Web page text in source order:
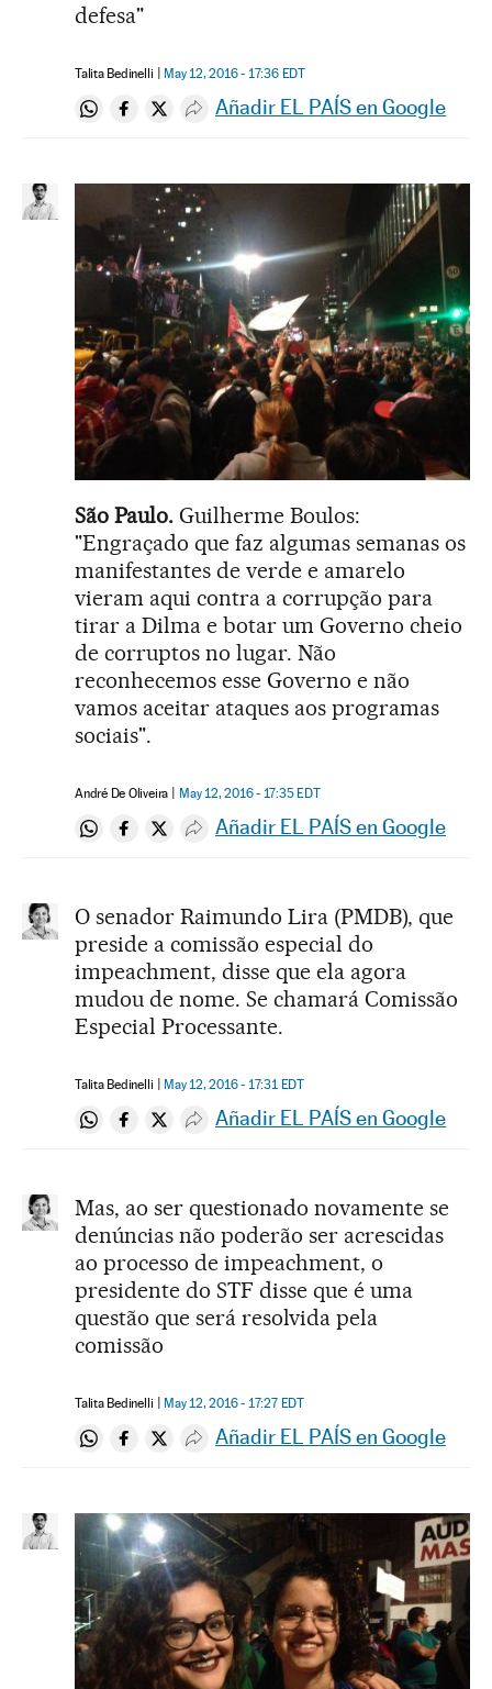
defesa"
Talita Bedinelli May 12, 2016 - 17:36 EDT
Compartir en Whatsapp
Compartir en Facebook
Compartir en Twitter
Desplegar Redes Sociales
Añadir EL PAÍS en Google
São Paulo. Guilherme Boulos:
"Engraçado que faz algumas semanas os
manifestantes de verde e amarelo
vieram aqui contra a corrupção para
tirar a Dilma e botar um Governo cheio
de corruptos no lugar. Não
reconhecemos esse Governo e não
vamos aceitar ataques aos programas
sociais".
André De Oliveira May 12, 2016 - 17:35 EDT
Compartir en Whatsapp
Compartir en Facebook
Compartir en Twitter
Desplegar Redes Sociales
Añadir EL PAÍS en Google
O senador Raimundo Lira (PMDB), que
preside a comissão especial do
impeachment, disse que ela agora
mudou de nome. Se chamará Comissão
Especial Processante.
Talita Bedinelli May 12, 2016 - 17:31 EDT
Compartir en Whatsapp
Compartir en Facebook
Compartir en Twitter
Desplegar Redes Sociales
Añadir EL PAÍS en Google
Mas, ao ser questionado novamente se
denúncias não poderão ser acrescidas
ao processo de impeachment, o
presidente do STF disse que é uma
questão que será resolvida pela
comissão
Talita Bedinelli May 12, 2016 - 17:27 EDT
Compartir en Whatsapp
Compartir en Facebook
Compartir en Twitter
Desplegar Redes Sociales
Añadir EL PAÍS en Google